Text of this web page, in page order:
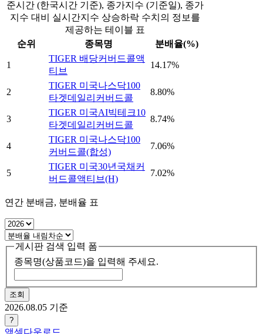
준시간 (한국시간 기준), 종가지수 (기준일), 종가
지수 대비 실시간지수 상승하락 수치의 정보를
제공하는 테이블 표
순위
종목명 분배율(%)
1
TIGER 배당커버드콜액
티브
14.17%
2
TIGER 미국나스닥100
타겟데일리커버드콜
8.80%
3
TIGER 미국AI빅테크10
타겟데일리커버드콜
8.74%
4
TIGER 미국나스닥100
커버드콜(합성)
7.06%
5
TIGER 미국30년국채커
버드콜액티브(H)
7.02%
연간 분배금, 분배율 표
게시판 검색 입력 폼
종목명(상품코드)을 입력해 주세요.
조회
2026.08.05 기준
?